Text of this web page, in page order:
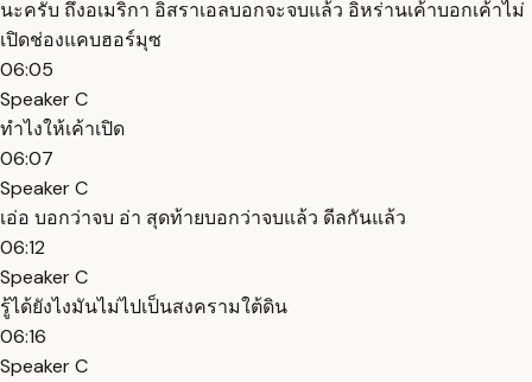
นะครับ ถึงอเมริกา อิสราเอลบอกจะจบแล้ว อิหร่านเค้าบอกเค้าไม่
เปิดช่องแคบฮอร์มุซ
06:05
Speaker C
ทำไงให้เค้าเปิด
06:07
Speaker C
เอ่อ บอกว่าจบ อ่า สุดท้ายบอกว่าจบแล้ว ดีลกันแล้ว
06:12
Speaker C
รู้ได้ยังไงมันไม่ไปเป็นสงครามใต้ดิน
06:16
Speaker C